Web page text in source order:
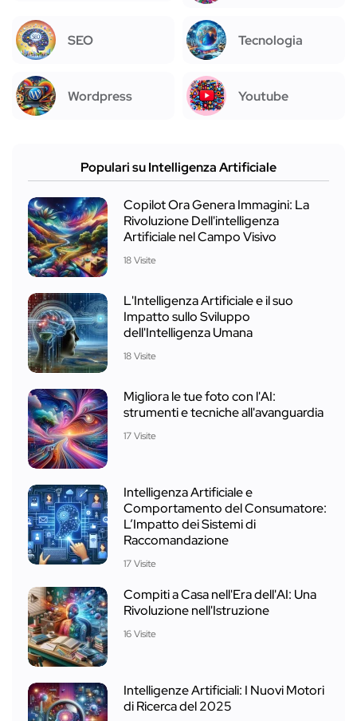
SEO Tecnologia
Wordpress Youtube
Populari su Intelligenza Artificiale
Copilot Ora Genera Immagini: La
Rivoluzione Dell'intelligenza
Artificiale nel Campo Visivo
18 Visite
L'Intelligenza Artificiale e il suo
Impatto sullo Sviluppo
dell'Intelligenza Umana
18 Visite
Migliora le tue foto con l'AI:
strumenti e tecniche all'avanguardia
17 Visite
Intelligenza Artificiale e
Comportamento del Consumatore:
L’Impatto dei Sistemi di
Raccomandazione
17 Visite
Compiti a Casa nell'Era dell'AI: Una
Rivoluzione nell'Istruzione
16 Visite
Intelligenze Artificiali: I Nuovi Motori
di Ricerca del 2025